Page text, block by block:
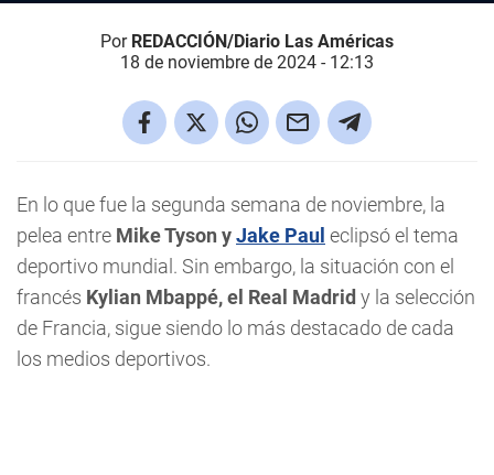
Por REDACCIÓN/Diario Las Américas
18 de noviembre de 2024 - 12:13
En lo que fue la segunda semana de noviembre, la
pelea entre Mike Tyson yJake Paul eclipsó el tema
deportivo mundial. Sin embargo, la situación con el
francés Kylian Mbappé, el Real Madrid y la selección
de Francia, sigue siendo lo más destacado de cada
los medios deportivos.